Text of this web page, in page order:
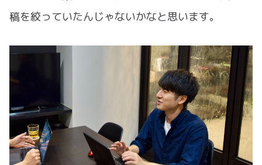
稿を絞っていたんじゃないかなと思います。